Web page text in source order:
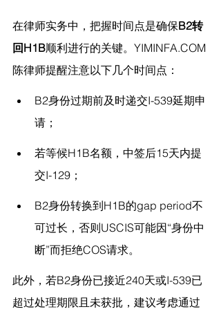
在律师实务中，把握时间点是确保B2转
回H1B顺利进行的关键。 YIMINFA.COM
陈律师提醒注意以下几个时间点：
B2身份过期前及时递交I-539延期申
请；
若等候H1B名额，中签后15天内提
交I-129；
B2身份转换到H1B的gap period不
可过长，否则USCIS可能因“身份中
断”而拒绝COS请求。
此外，若B2身份已接近240天或I-539已
超过处理期限且未获批，建议考虑通过